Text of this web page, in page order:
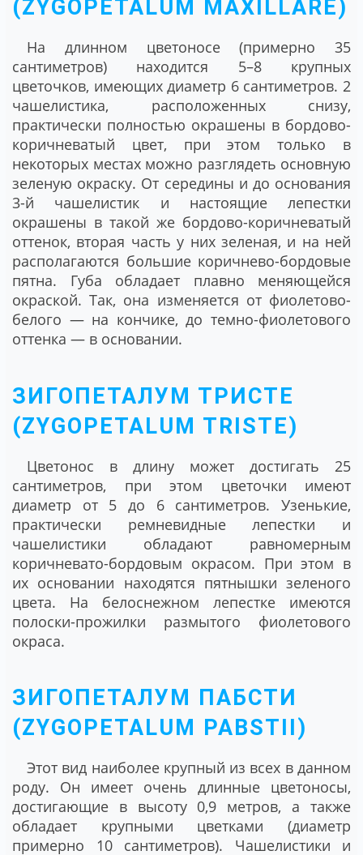
(ZYGOPETALUM MAXILLARE)
На длинном цветоносе (примерно 35
сантиметров) находится 5–8 крупных
цветочков, имеющих диаметр 6 сантиметров. 2
чашелистика, расположенных снизу,
практически полностью окрашены в бордово-
коричневатый цвет, при этом только в
некоторых местах можно разглядеть основную
зеленую окраску. От середины и до основания
3-й чашелистик и настоящие лепестки
окрашены в такой же бордово-коричневатый
оттенок, вторая часть у них зеленая, и на ней
располагаются большие коричнево-бордовые
пятна. Губа обладает плавно меняющейся
окраской. Так, она изменяется от фиолетово-
белого ― на кончике, до темно-фиолетового
оттенка ― в основании.
ЗИГОПЕТАЛУМ ТРИСТЕ
(ZYGOPETALUM TRISTE)
Цветонос в длину может достигать 25
сантиметров, при этом цветочки имеют
диаметр от 5 до 6 сантиметров. Узенькие,
практически ремневидные лепестки и
чашелистики обладают равномерным
коричневато-бордовым окрасом. При этом в
их основании находятся пятнышки зеленого
цвета. На белоснежном лепестке имеются
полоски-прожилки размытого фиолетового
окраса.
ЗИГОПЕТАЛУМ ПАБСТИ
(ZYGOPETALUM PABSTII)
Этот вид наиболее крупный из всех в данном
роду. Он имеет очень длинные цветоносы,
достигающие в высоту 0,9 метров, а также
обладает крупными цветками (диаметр
примерно 10 сантиметров). Чашелистики и